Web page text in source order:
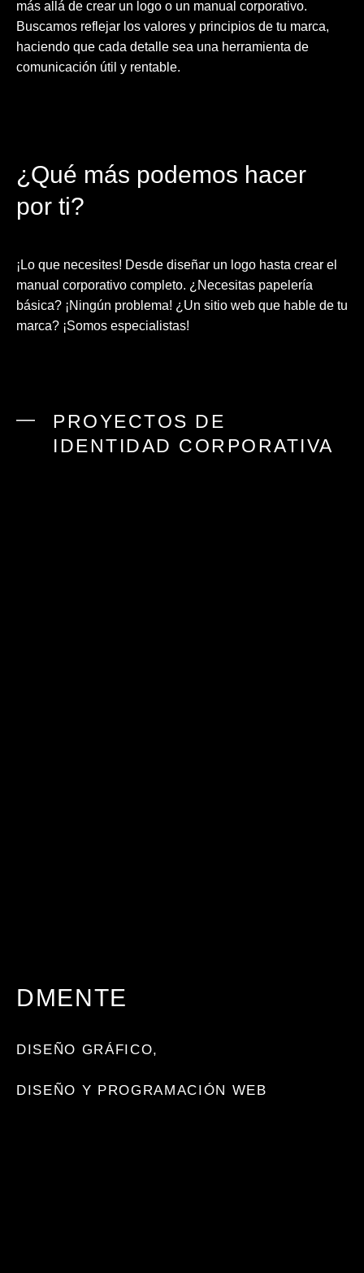
más allá de crear un logo o un manual corporativo.
Buscamos reflejar los valores y principios de tu marca,
haciendo que cada detalle sea una herramienta de
comunicación útil y rentable.
¿Qué más podemos hacer
por ti?
¡Lo que necesites! Desde diseñar un logo hasta crear el
manual corporativo completo. ¿Necesitas papelería
básica? ¡Ningún problema! ¿Un sitio web que hable de tu
marca? ¡Somos especialistas!
PROYECTOS DE
IDENTIDAD CORPORATIVA
DMENTE
DISEÑO GRÁFICO
DISEÑO Y PROGRAMACIÓN WEB